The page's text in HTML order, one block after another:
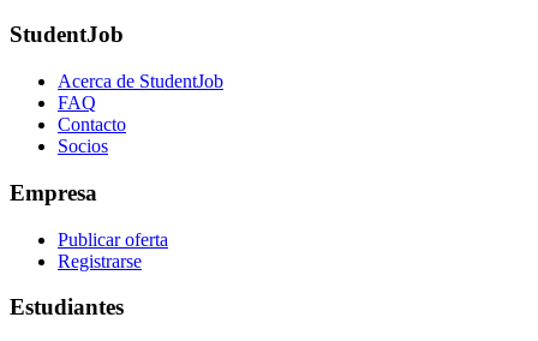
StudentJob
Acerca de StudentJob
FAQ
Contacto
Socios
Empresa
Publicar oferta
Registrarse
Estudiantes